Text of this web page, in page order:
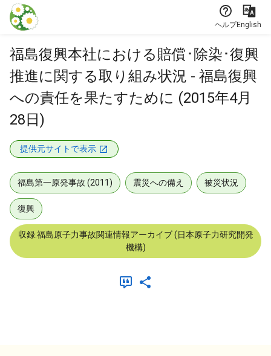
本文に飛ぶ
ヘルプEnglish
福島復興本社における賠償･除染･復興
推進に関する取り組み状況 - 福島復興
への責任を果たすために (2015年4月
28日)
提供元サイトで表示
福島第一原発事故 (2011) 震災への備え 被災状況
復興
収録:福島原子力事故関連情報アーカイブ (日本原子力研究開発
機構)